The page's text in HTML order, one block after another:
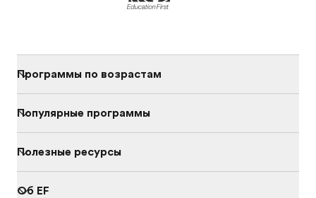
Программы по возрастам
Популярные программы
Полезные ресурсы
Об EF